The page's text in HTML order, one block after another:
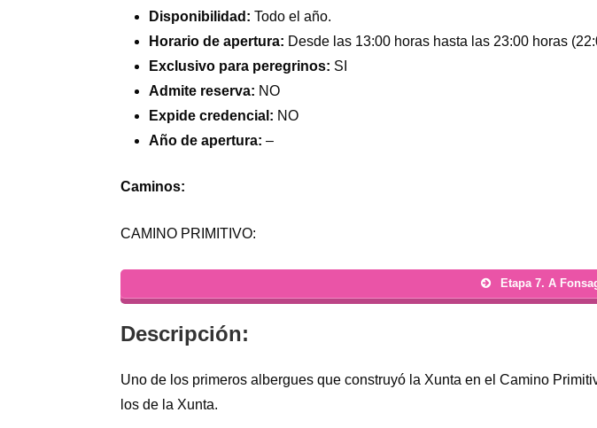
Disponibilidad: Todo el año.
Horario de apertura: Desde las 13:00 horas hasta las 23:00 horas
Exclusivo para peregrinos: SI
Admite reserva: NO
Expide credencial: NO
Año de apertura: –
Caminos:
CAMINO PRIMITIVO:
Etapa 7. A
Descripción:
Uno de los primeros albergues que construyó la Xunta en el Camino
los de la Xunta.